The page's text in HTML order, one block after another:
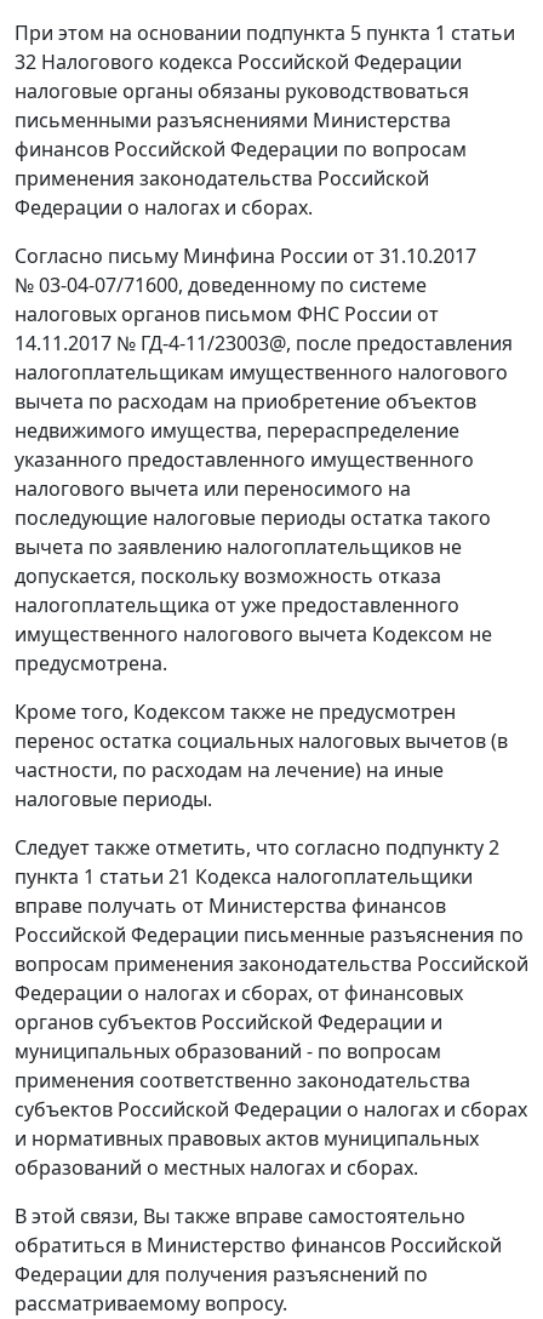
При этом на основании подпункта 5 пункта 1 статьи
32 Налогового кодекса Российской Федерации
налоговые органы обязаны руководствоваться
письменными разъяснениями Министерства
финансов Российской Федерации по вопросам
применения законодательства Российской
Федерации о налогах и сборах.
Согласно письму Минфина России от 31.10.2017
№ 03-04-07/71600, доведенному по системе
налоговых органов письмом ФНС России от
14.11.2017 № ГД-4-11/23003@, после предоставления
налогоплательщикам имущественного налогового
вычета по расходам на приобретение объектов
недвижимого имущества, перераспределение
указанного предоставленного имущественного
налогового вычета или переносимого на
последующие налоговые периоды остатка такого
вычета по заявлению налогоплательщиков не
допускается, поскольку возможность отказа
налогоплательщика от уже предоставленного
имущественного налогового вычета Кодексом не
предусмотрена.
Кроме того, Кодексом также не предусмотрен
перенос остатка социальных налоговых вычетов (в
частности, по расходам на лечение) на иные
налоговые периоды.
Следует также отметить, что согласно подпункту 2
пункта 1 статьи 21 Кодекса налогоплательщики
вправе получать от Министерства финансов
Российской Федерации письменные разъяснения по
вопросам применения законодательства Российской
Федерации о налогах и сборах, от финансовых
органов субъектов Российской Федерации и
муниципальных образований - по вопросам
применения соответственно законодательства
субъектов Российской Федерации о налогах и сборах
и нормативных правовых актов муниципальных
образований о местных налогах и сборах.
В этой связи, Вы также вправе самостоятельно
обратиться в Министерство финансов Российской
Федерации для получения разъяснений по
рассматриваемому вопросу.